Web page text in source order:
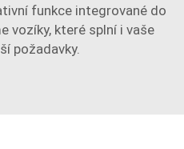
funkce integrované do
vozíky, které splní i vaše
požadavky.